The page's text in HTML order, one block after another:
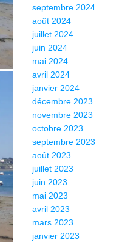
septembre 2024
août 2024
juillet 2024
juin 2024
mai 2024
avril 2024
janvier 2024
décembre 2023
novembre 2023
octobre 2023
septembre 2023
août 2023
juillet 2023
juin 2023
mai 2023
avril 2023
mars 2023
janvier 2023